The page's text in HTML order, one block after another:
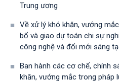
Trung ương
Về xử lý khó khăn, vướng
bổ và giao dự toán chi sự
công nghệ và đổi mới sáng
Ban hành các cơ chế, chính
khăn, vướng mắc trong pháp